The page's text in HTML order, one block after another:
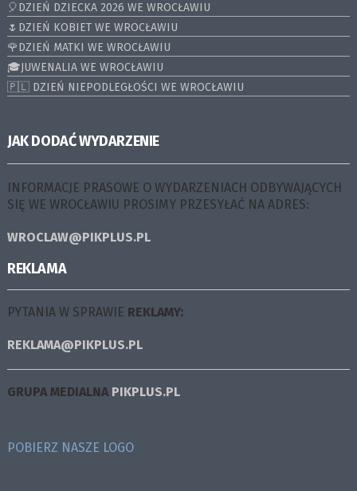
🎈DZIEŃ DZIECKA 2026 WE WROCŁAWIU
🌷DZIEŃ KOBIET WE WROCŁAWIU
🌹DZIEŃ MATKI WE WROCŁAWIU
🎓JUWENALIA WE WROCŁAWIU
🇵🇱 DZIEŃ NIEPODLEGŁOŚCI WE WROCŁAWIU
JAK DODAĆ WYDARZENIE
INFORMACJE PRASOWE O WYDARZENIACH ODBYWAJĄCYCH
SIĘ WE WROCŁAWIU PROSIMY PRZESYŁAĆ NA ADRES:
WROCLAW@PIKPLUS.PL
REKLAMA
PYTANIA W SPRAWIE REKLAMY:
REKLAMA@PIKPLUS.PL
GRUPA MEDIALNA PIKPLUS.PL
POBIERZ NASZE LOGO